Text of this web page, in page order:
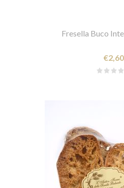
Fresella Buco
€2,60